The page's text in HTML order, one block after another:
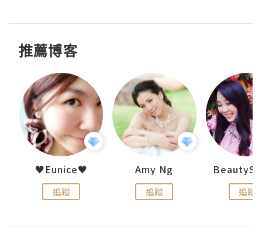
推薦博客
♥Eunice♥
追蹤
Amy Ng
追蹤 追蹤